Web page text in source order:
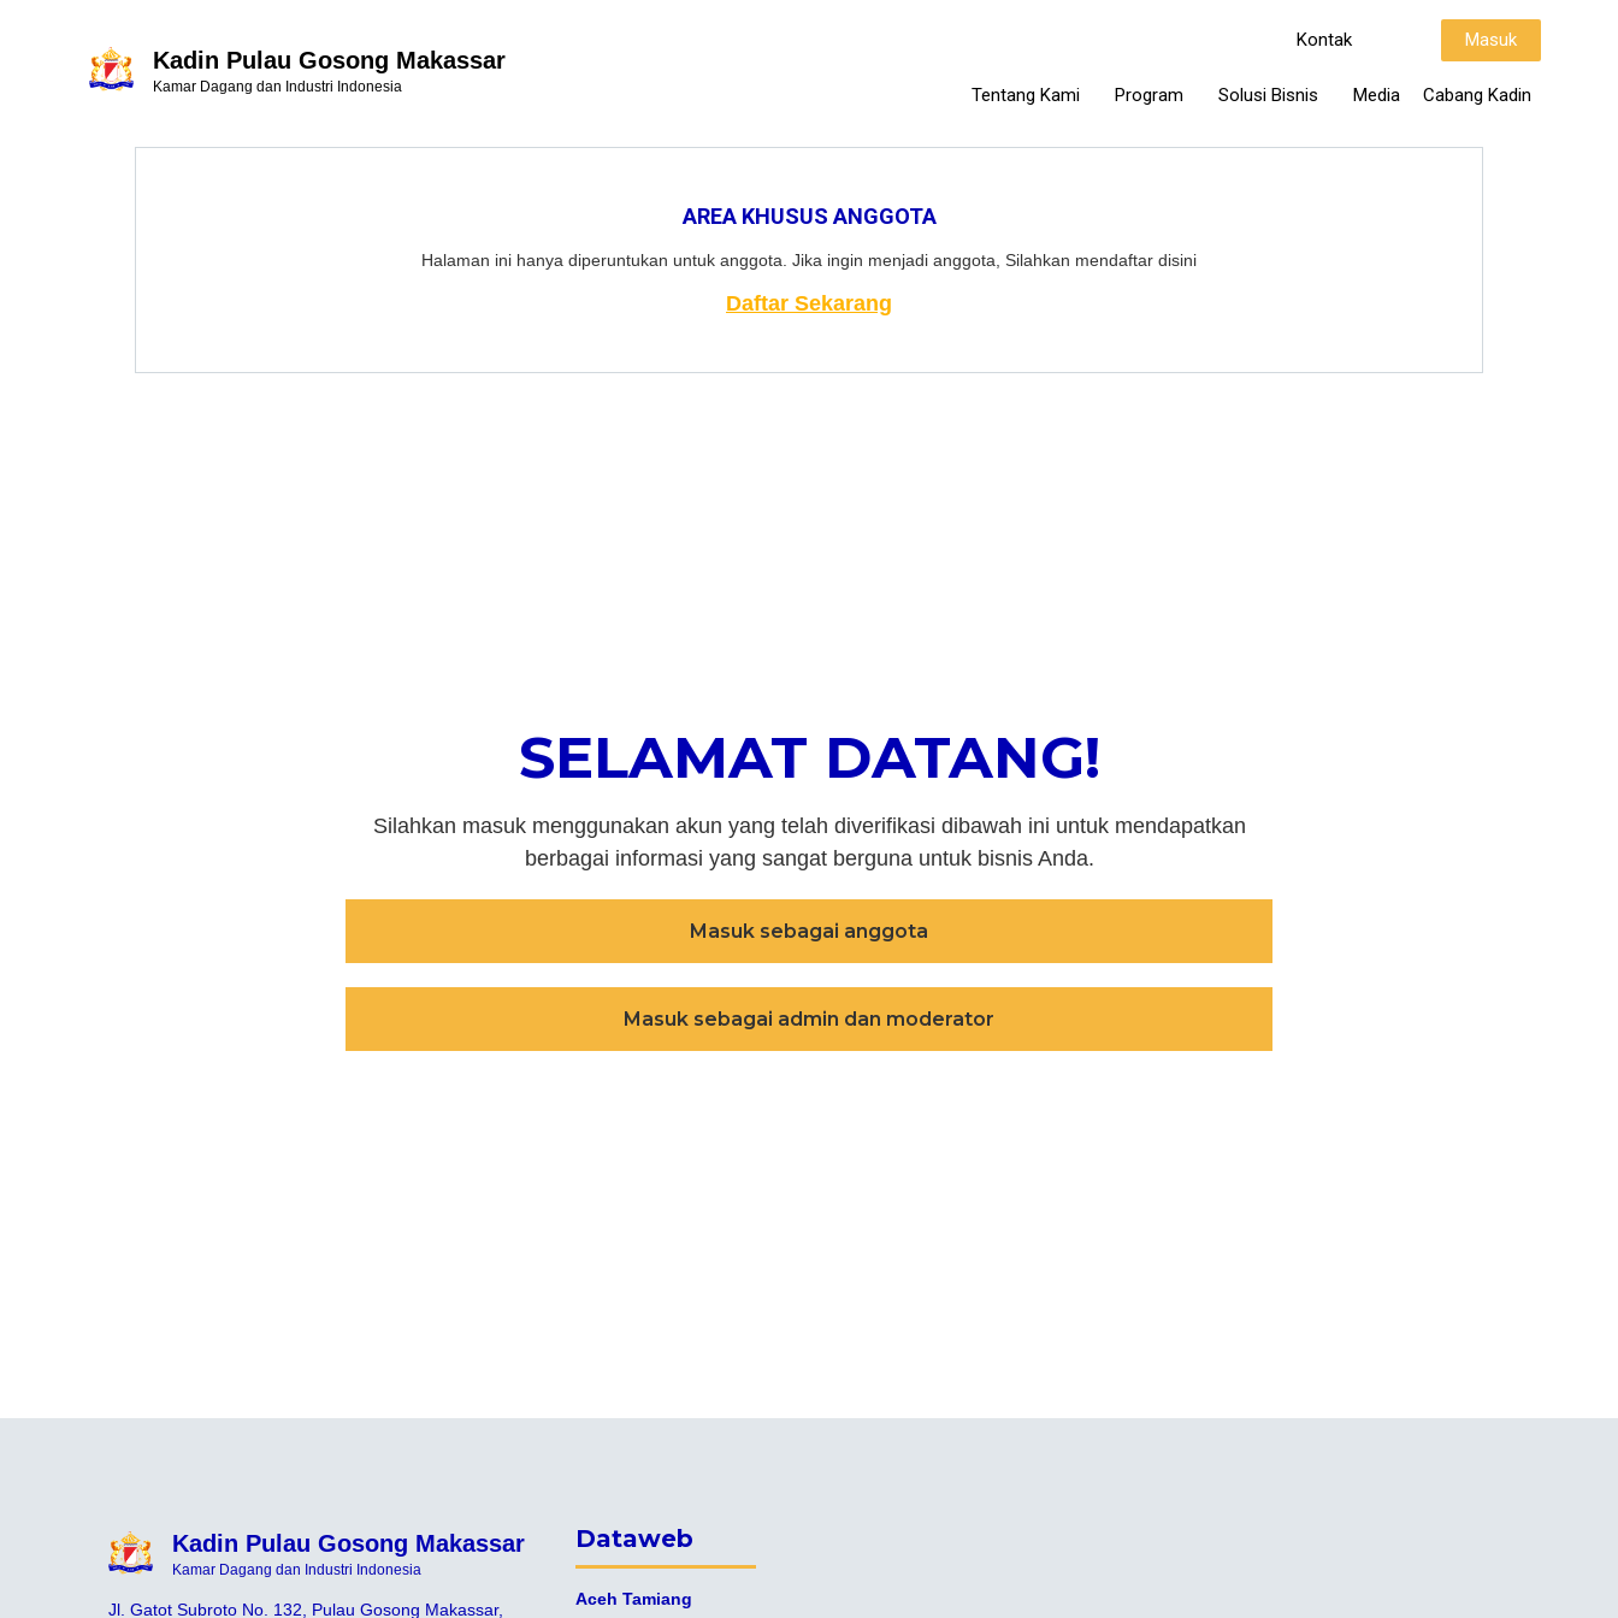
Kadin Pulau Gosong Makassar
Kamar Dagang dan Industri Indonesia
Kontak Masuk
Tentang Kami Program Solusi Bisnis Media Cabang Kadin
AREA KHUSUS ANGGOTA
Halaman ini hanya diperuntukan untuk anggota. Jika ingin menjadi anggota, Silahkan mendaftar disini
Daftar Sekarang
SELAMAT DATANG!
Silahkan masuk menggunakan akun yang telah diverifikasi dibawah ini untuk mendapatkan
berbagai informasi yang sangat berguna untuk bisnis Anda.
Masuk sebagai anggota
Masuk sebagai admin dan moderator
Kadin Pulau Gosong Makassar
Kamar Dagang dan Industri Indonesia
Jl. Gatot Subroto No. 132, Pulau Gosong Makassar,
Dataweb
Aceh Tamiang